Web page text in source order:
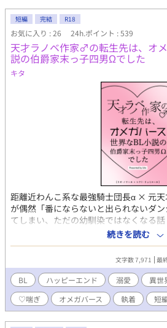
います。
短編 完結 R18
お気に入り : 26 24h.ポイント : 539
天才ラノベ作家♂の転生先は、オ
説の伯爵家末っ子四男Ωでした
キタ
距離近わんこ系な最強騎士団長α × 元
が偶然「番にならないと出られないダ
てしまい、ただの幼馴染ではなくなる
公爵家の次男のα。 最強と謳われている
り、国一番の闇魔法の使い手。 幼少期
きで、番になるならレナトがいいと思
の周りの人間は知っていた。 レナトと
なく、表向きはにこやかだが踏み込ませ
る。 【受け】レナト・リュミエール 伯
魔法を扱える血族であり、レナト以外は
れて育った。 前世ではハーレムもの作
ラノベ作家であり、その経験則と直感
続きを読む
文字数 7,971 最
BL ハッピーエンド 溺愛 異世
♡喘ぎ
オメガバース 執着 短